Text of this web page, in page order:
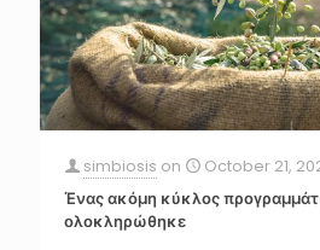
simbiosis on
October 21,
Ένας ακόμη κύκλος
ολοκληρώθηκε